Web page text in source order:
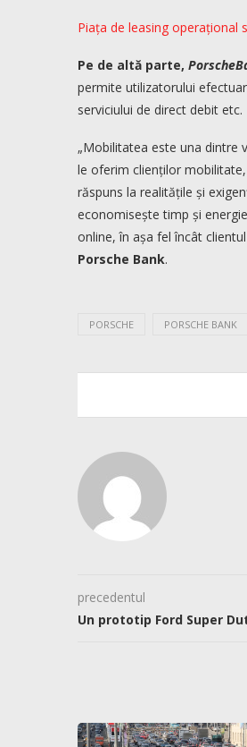
Piața de leasing operațional
Pe de altă parte,
permite utilizatorului
serviciului de direct debit etc.
„Mobilitatea este una dintre
le oferim clienților
răspuns la realitățile și
economisește timp și
online, în așa fel încât
Porsche Bank.
PORSCHE PORSCHE BANK
precedentul
Un prototip Ford Super